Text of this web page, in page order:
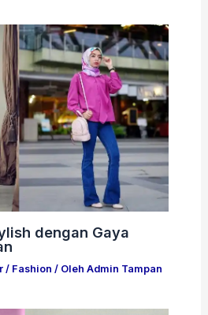
dengan Gaya
/ Fashion / Oleh Admin Tampan